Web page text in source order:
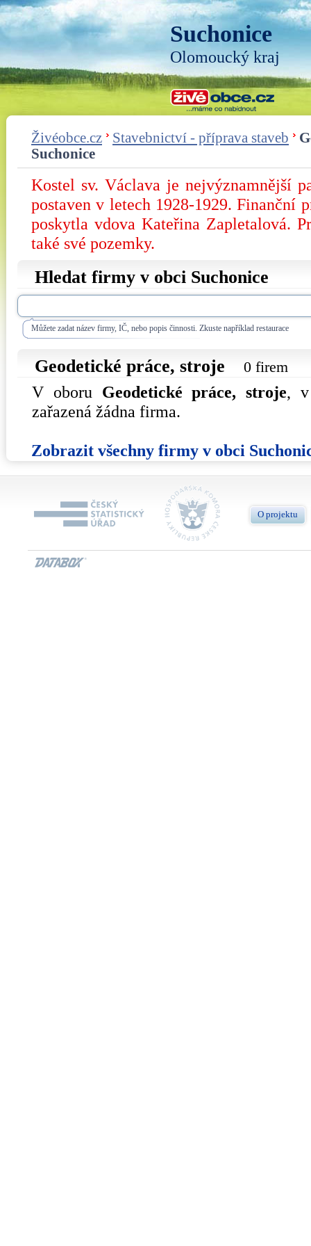
Suchonice
Olomoucký kraj
Živéobce.cz Stavebnictví - příprava staveb
Suchonice
Kostel sv. Václava je nejvýznamnější
postaven v letech 1928-1929. Finanční
poskytla vdova Kateřina Zapletalová.
také své pozemky.
Hledat firmy v obci Suchonice
Můžete zadat název firmy, IČ, nebo popis činnosti. Zkuste například restaurace
Geodetické práce, stroje 0 firem
V oboru Geodetické práce, stroje,
zařazená žádna firma.
Zobrazit všechny firmy v obci
O projektu